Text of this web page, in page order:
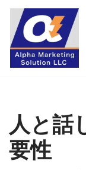
コ
ン
テ
キ
ッ
プ
人と話
要性